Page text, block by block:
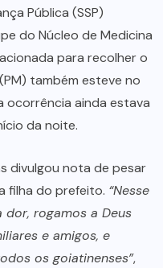
Pública (SSP)
do Núcleo de Medicina
para recolher o
também esteve no
ocorrência ainda estava
da noite.
divulgou nota de pesar
filha do prefeito. “Nesse
rogamos a Deus
e amigos, e
os goiatinenses”,